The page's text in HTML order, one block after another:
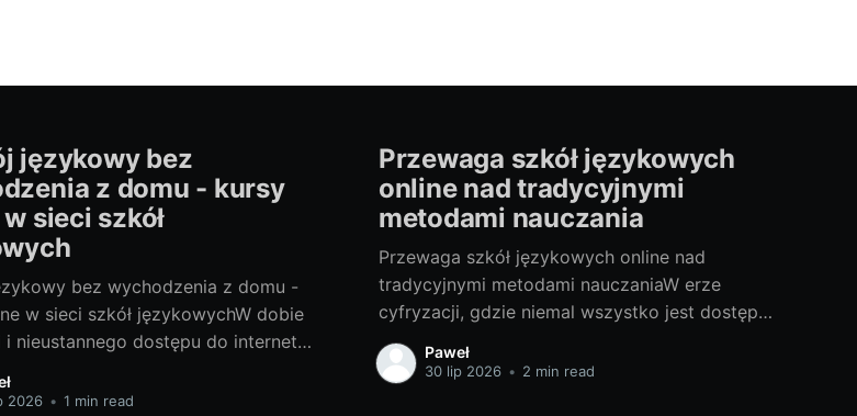
językowy bez
z domu - kursy
sieci szkół
bez wychodzenia z domu -
w sieci szkół językowychW dobie
nieustannego dostępu do internetu,
obcych w zaciszu własnego
się coraz bardziej popularna i łatwa
2026 • 1 min read
Przewaga szkół językowych
online nad tradycyjnymi
metodami nauczania
Przewaga szkół językowych online nad
tradycyjnymi metodami nauczaniaW erze
cyfryzacji, gdzie niemal wszystko jest dostępne
online, edukacja nie pozostaje w tyle. Szkoły
językowe online, choć na pierwszy rzut oka
Paweł
30 lip 2026 • 2 min read